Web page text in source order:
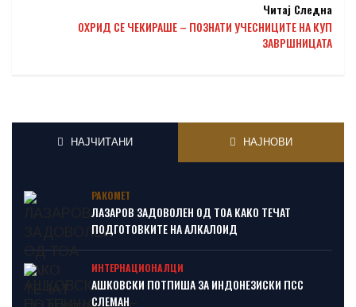
Читај Следна
ОХРИД СЕ ЧЕКИРАШЕ – ПОЗНАТИ УЧЕСНИЦИТЕ НА КУП
ЗАВРШНИЦАТА
НАЈЧИТАНИ НАЈНОВИ
РАКОМЕТ
ЛАЗАРОВ ЗАДОВОЛЕН ОД ТОА КАКО ТЕЧАТ
ПОДГОТОВКИТЕ НА АЛКАЛОИД
ИНТЕРНАЦИОНАЛЦИ
АШКОВСКИ ПОТПИША ЗА ИНДОНЕЗИСКИ ПСС
СЛЕМАН